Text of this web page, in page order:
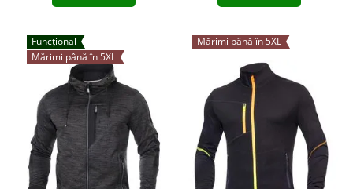
Funcțional
Mărimi până în 5XL
Mărimi până în 5XL